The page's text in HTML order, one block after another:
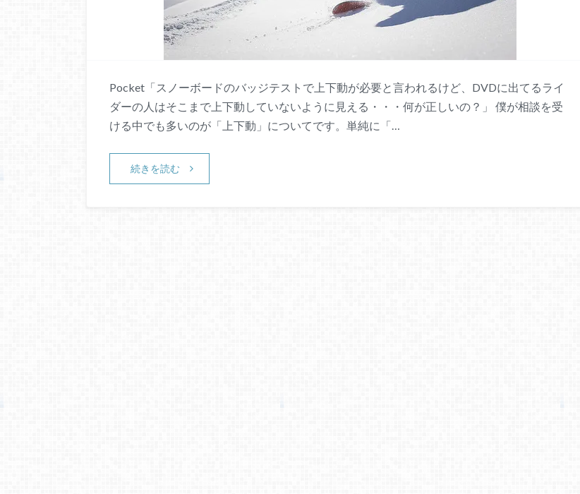
Pocket「スノーボードのバッジテストで上下動が必要と言われるけど、DVDに出てるライ
ダーの人はそこまで上下動していないように見える・・・何が正しいの？」 僕が相談を受
ける中でも多いのが「上下動」についてです。単純に「…
続きを読む